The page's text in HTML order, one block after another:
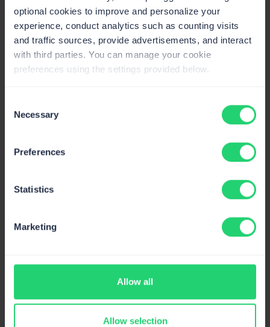
optional cookies to improve and personalize your
experience, conduct analytics such as counting visits
and traffic sources, provide advertisements, and interact
with third parties. You can manage your cookie
preferences using the settings provided below.
Selection
Necessary
Preferences
Statistics
Marketing
Allow all
Allow selection
Comparamos los proveedores SMTP más populares
descubre cuál es el mejor para enviar sus emails.